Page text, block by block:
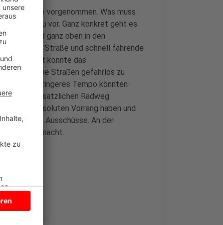
vorgenommen. Was muss
dazu vor. Ganz konkret geht es
Und ganz oben in den
schmale Straße und schnell fahrende
Mehr Licht könnte das
die Straßen gefahrlos zu
und geringeres Tempo könnten
einen zusätzlichen Radweg
Radler absoluten Vorrang haben und
jetzt die Ausschüsse. An der
mitgemacht.